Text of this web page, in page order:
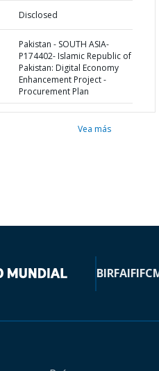
Disclosed
Pakistan - SOUTH ASIA-
P174402- Islamic Republic of
Pakistan: Digital Economy
Enhancement Project -
Procurement Plan
Vea más
BIRFAIFIFC